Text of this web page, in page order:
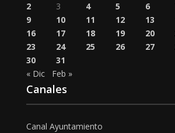
2
3 4 5 6
9
10 11 12 13
16
17 18 19 20
23
24 25 26 27
30
31
« Dic
Feb »
Canales
Canal Ayuntamiento